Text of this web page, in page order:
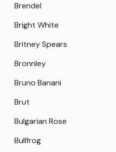
Brendel
Bright White
Britney Spears
Bronnley
Bruno Banani
Brut
Bulgarian Rose
Bullfrog